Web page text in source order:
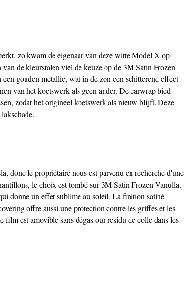
zo kwam de eigenaar van deze witte Model X op
de kleurstalen viel de keuze op de 3M Satin Frozen
gouden metallic, wat in de zon een schitterend effect
van het koetswerk als geen ander. De carwrap bied
zodat het origineel koetswerk als nieuw blijft. Deze
donc le propriétaire nous est parvenu en recherche d'une
le choix est tombé sur 3M Satin Frozen Vanulla.
donne un effet sublime au soleil. La finition satiné
offre aussi une protection contre les griffes et les
est amovible sans dégas our residu de colle dans les